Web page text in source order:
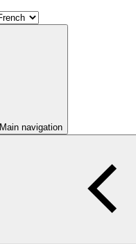
Main navigation